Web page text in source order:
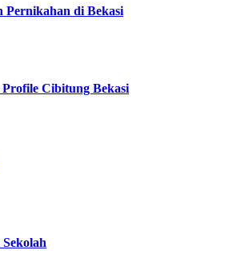
Pernikahan di Bekasi
Cibitung Bekasi